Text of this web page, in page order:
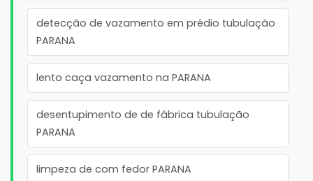
detecção de vazamento em prédio tubulação
PARANA
lento caça vazamento na PARANA
desentupimento de de fábrica tubulação
PARANA
limpeza de com fedor PARANA